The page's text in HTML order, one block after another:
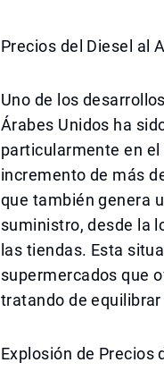
Precios del Diesel al
Uno de los
Árabes Unidos ha
particularmente en el
incremento de más
que también genera
suministro, desde la
las tiendas. Esta
supermercados que
tratando de
Explosión de Precios